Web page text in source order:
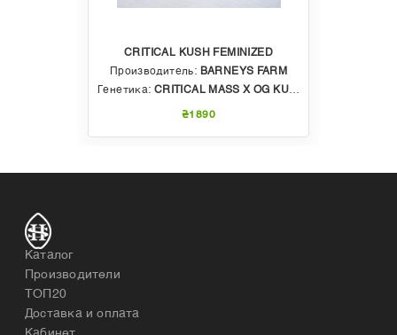
CRITICAL KUSH FEMINIZED
Производитель: BARNEYS FARM
Генетика: CRITICAL MASS X OG KUSH
₴1890
Каталог
Производители
ТОП20
Доставка и оплата